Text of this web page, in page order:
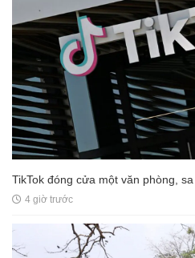
TikTok đóng cửa một văn phòng,
4 giờ trước